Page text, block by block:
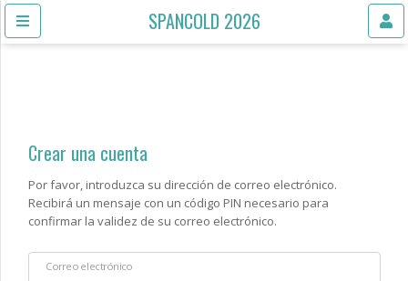
SPANCOLD 2026
Crear una cuenta
Por favor, introduzca su dirección de correo electrónico.
Recibirá un mensaje con un código PIN necesario para
confirmar la validez de su correo electrónico.
Correo electrónico